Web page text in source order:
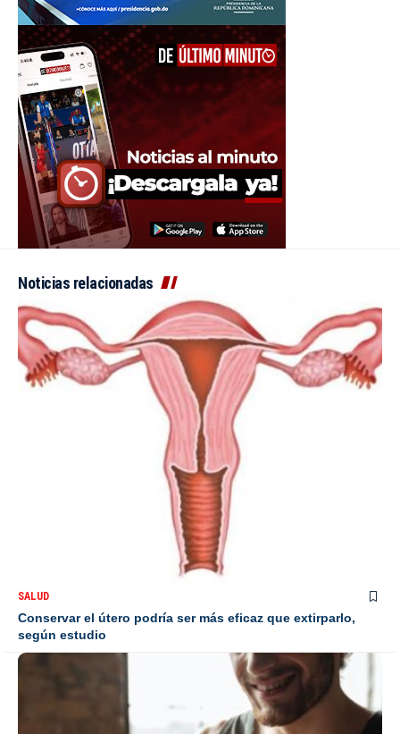
Noticias relacionadas
SALUD
Conservar el útero podría ser más eficaz que extirparlo,
según estudio